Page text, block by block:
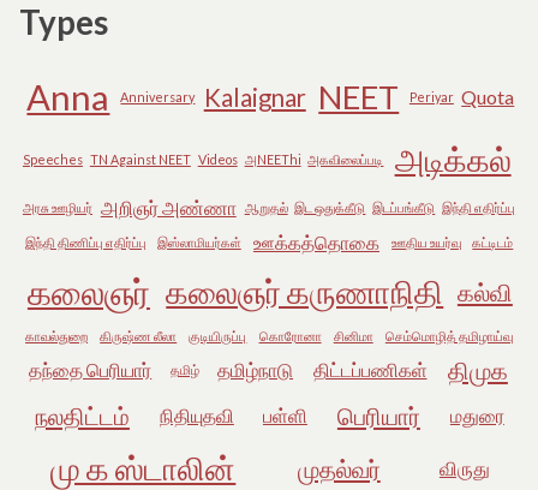
Types
Anna Anniversary Kalaignar NEET Periyar Quota
Speeches TN Against NEET Videos அNEEThi அகவிலைப்படி அடிக்கல்
அரசு ஊழியர் அறிஞர் அண்ணா ஆறுதல் இட ஒதுக்கீடு இடப்பங்கீடு இந்தி எதிர்ப்பு
இந்தி திணிப்பு எதிர்ப்பு இஸ்லாமியர்கள் ஊக்கத்தொகை ஊதிய உயர்வு கட்டிடம்
கலைஞர் கலைஞர் கருணாநிதி கல்வி
காவல்துறை கிருஷ்ண லீலா குடியிருப்பு கொரோனா சினிமா செம்மொழித் தமிழாய்வு
தந்தை பெரியார் தமிழ் தமிழ்நாடு திட்டப்பணிகள்
திமுக
நலதிட்டம்
நிதியுதவி பள்ளி பெரியார் மதுரை
மு க ஸ்டாலின் முதல்வர் விருது